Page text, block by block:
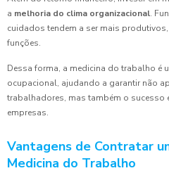
a melhoria do clima organizacional.
cuidados tendem a ser mais
funções.
Dessa forma, a medicina do trabalho é
ocupacional, ajudando a garantir não
trabalhadores, mas também o sucesso
empresas.
Vantagens de Contratar
Medicina do Trabalho